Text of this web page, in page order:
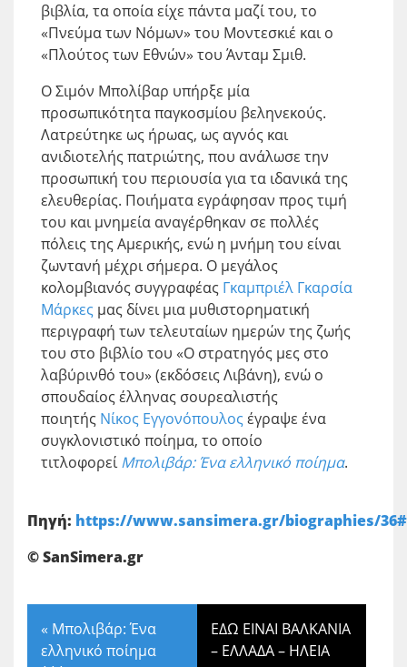
βιβλία, τα οποία είχε πάντα μαζί του, το
«Πνεύμα των Νόμων» του Μοντεσκιέ και ο
«Πλούτος των Εθνών» του Άνταμ Σμιθ.
Ο Σιμόν Μπολίβαρ υπήρξε μία
προσωπικότητα παγκοσμίου βεληνεκούς.
Λατρεύτηκε ως ήρωας, ως αγνός και
ανιδιοτελής πατριώτης, που ανάλωσε την
προσωπική του περιουσία για τα ιδανικά της
ελευθερίας. Ποιήματα εγράφησαν προς τιμή
του και μνημεία αναγέρθηκαν σε πολλές
πόλεις της Αμερικής, ενώ η μνήμη του είναι
ζωντανή μέχρι σήμερα. Ο μεγάλος
κολομβιανός συγγραφέας Γκαμπριέλ Γκαρσία
Μάρκες μας δίνει μια μυθιστορηματική
περιγραφή των τελευταίων ημερών της ζωής
του στο βιβλίο του «Ο στρατηγός μες στο
λαβύρινθό του» (εκδόσεις Λιβάνη), ενώ ο
σπουδαίος έλληνας σουρεαλιστής
ποιητής Νίκος Εγγονόπουλος έγραψε ένα
συγκλονιστικό ποίημα, το οποίο
τιτλοφορείΜπολιβάρ: Ένα ελληνικό ποίημα.
Πηγή: https://www.sansimera.gr/biographies/
© SanSimera.gr
« Μπολιβάρ: Ένα
ελληνικό ποίημα
ΕΔΩ ΕΙΝΑΙ ΒΑΛΚΑΝΙΑ
– ΕΛΛΑΔΑ – ΗΛΕΙΑ